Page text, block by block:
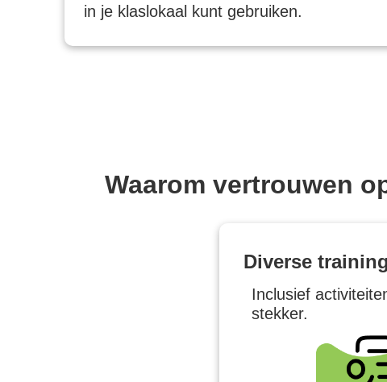
in je klaslokaal kunt gebruiken.
Waarom vertrouwen
Diverse
Inclusief
stekker.